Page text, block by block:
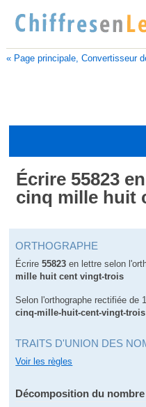
« Page principale, Convertisseur
Écrire 55823
cinq mille huit
ORTHOGRAPHE
Écrire55823 en lettre selon
mille huit cent vingt-trois
Selon l'orthographe rectifiée
cinq-mille-huit-cent-vingt-trois
TRAITS D'UNION DES
Voir les règles
Décomposition du